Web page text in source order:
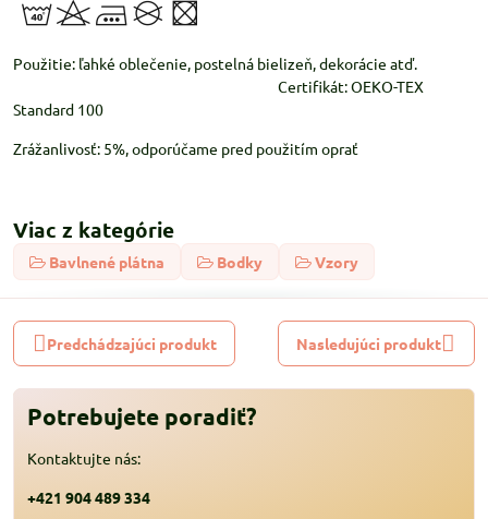
Použitie: ľahké oblečenie, postelná bielizeň, dekorácie atď.
Certifikát: OEKO-TEX
Standard 100
Zrážanlivosť: 5%, odporúčame pred použitím oprať
Viac z kategórie
Bavlnené plátna Bodky Vzory
Predchádzajúci produkt Nasledujúci produkt
Potrebujete poradiť?
Kontaktujte nás:
+421 904 489 334